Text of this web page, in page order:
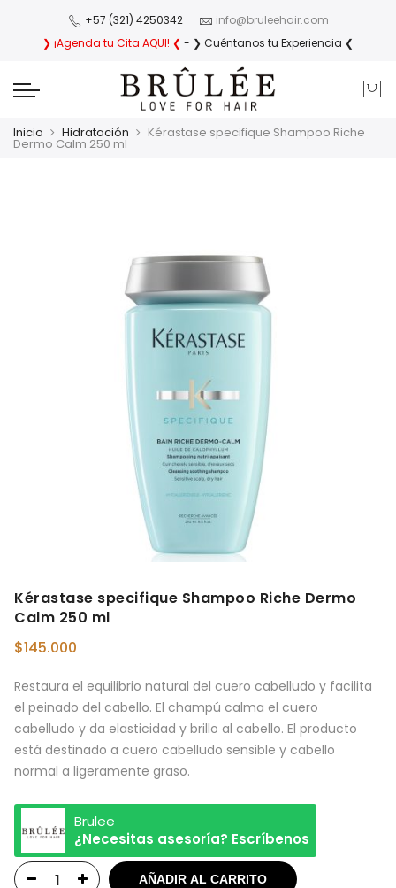
+57 (321) 4250342
info@bruleehair.com
❯ ¡Agenda tu Cita AQUI! ❮ - ❯ Cuéntanos tu Experiencia ❮
Inicio Hidratación Kérastase specifique Shampoo Riche
Dermo Calm 250 ml
Kérastase specifique Shampoo Riche Dermo
Calm 250 ml
$145.000
Restaura el equilibrio natural del cuero cabelludo y facilita
el peinado del cabello. El champú calma el cuero
cabelludo y da elasticidad y brillo al cabello. El producto
está destinado a cuero cabelludo sensible y cabello
normal a ligeramente graso.
Brulee
¿Necesitas asesoría? Escríbenos
AÑADIR AL CARRITO